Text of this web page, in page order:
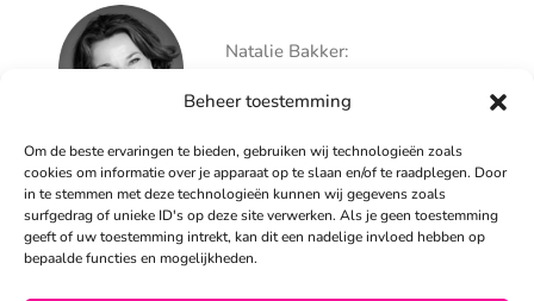
Beheer toestemming
Om de beste ervaringen te bieden, gebruiken wij technologieën zoals
cookies om informatie over je apparaat op te slaan en/of te raadplegen. Door
in te stemmen met deze technologieën kunnen wij gegevens zoals
surfgedrag of unieke ID's op deze site verwerken. Als je geen toestemming
geeft of uw toestemming intrekt, kan dit een nadelige invloed hebben op
bepaalde functies en mogelijkheden.
Persoonlijk
Natalie Bakker:
info@alertpromotie.nl
Sandra Peters:
06 – 26 050 230
info@alertpromotie.nl